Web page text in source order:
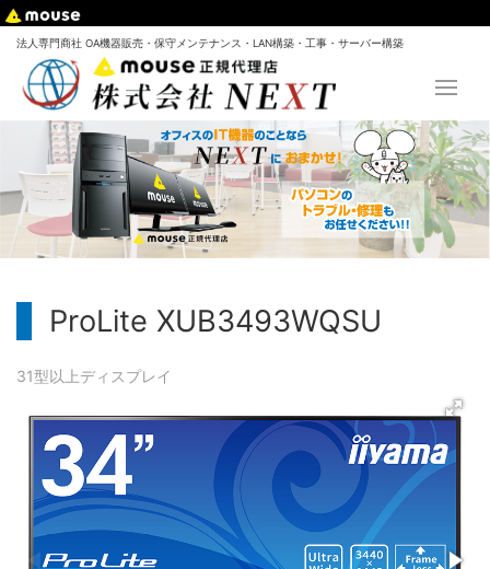
法人専門商社 OA機器販売・保守メンテナンス・LAN構築・工事・サーバー構築
ProLite XUB3493WQSU
31型以上ディスプレイ